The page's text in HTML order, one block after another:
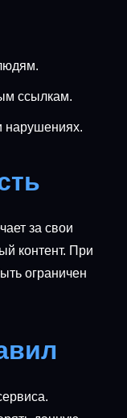
ссылкам.
нарушениях.
за свои
контент. При
ограничен